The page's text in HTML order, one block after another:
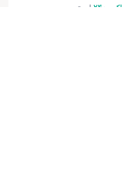
اکسین‌24
است.